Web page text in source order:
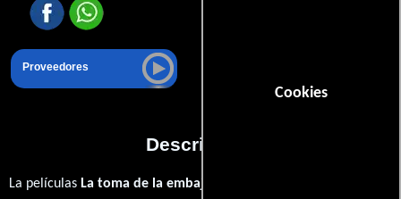
Cookies
Proveedores
Descripción
La películas La toma de la embajada